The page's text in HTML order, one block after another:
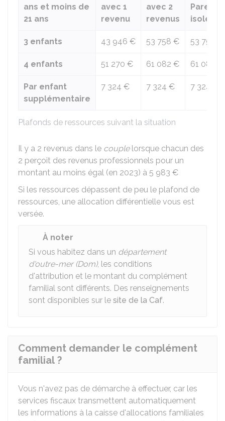
Plafonds de ressources suivant la situation
ans et moins de
21 ans
avec 1
revenu
avec 2
revenus
Parent
isolé
3 enfants 43 946 € 53 758 € 53 758 €
4 enfants 51 270 € 61 082 € 61 082 €
Par enfant
supplémentaire
7 324 € 7 324 € 7 324 €
Il y a 2 revenus dans le couplelorsque chacun des
2 perçoit des revenus professionnels pour un
montant au moins égal (en 2023) à 5 983 €
Si les ressources dépassent de peu le plafond de
ressources, une allocation différentielle vous est
versée.
À noter
Si vous habitez dans un département
d'outre-mer (Dom), les conditions
d'attribution et le montant du complément
familial sont différents. Des renseignements
sont disponibles sur le site de la Caf.
Comment demander le complément
familial ?
Vous n'avez pas de démarche à effectuer, car les
services fiscaux transmettent automatiquement
les informations à la caisse d'allocations familiales